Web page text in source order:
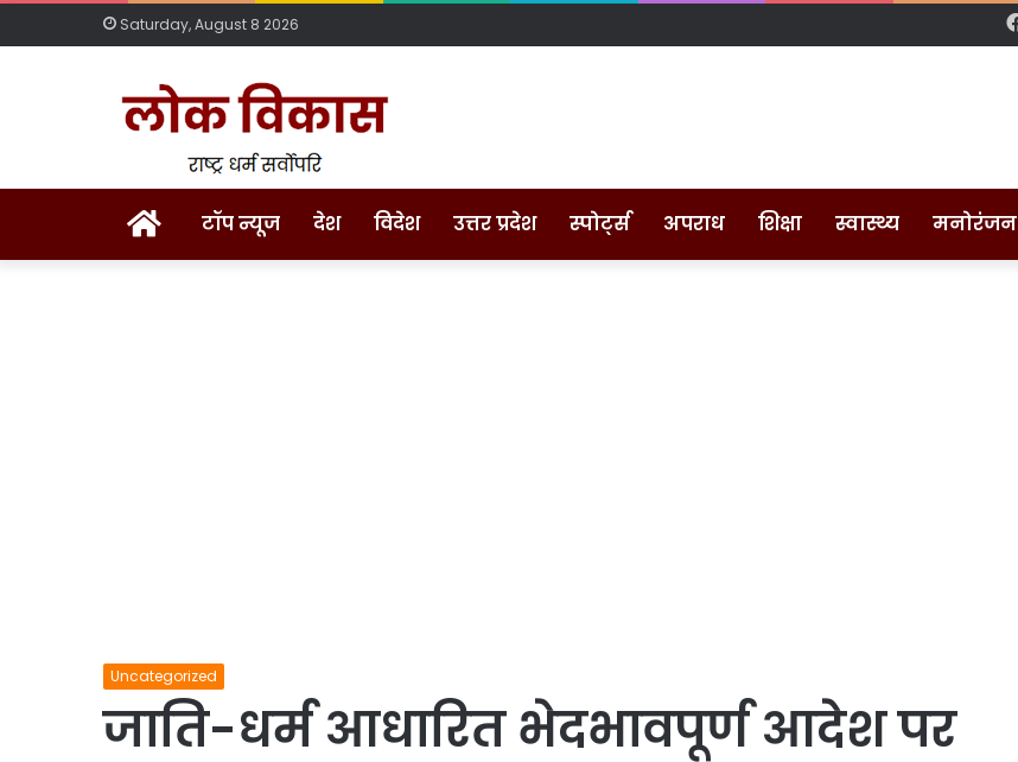
Saturday, August 8 2026
Homeटॉप न्यूज देश विदेश उत्तर प्रदेश स्पोर्ट्स अपराध शिक्षा स्वास्थ्य मनोरंजन
Uncategorized
जाति-धर्म आधारित भेदभावपूर्ण आदेश पर